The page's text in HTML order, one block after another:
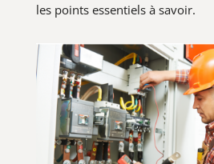
les points essentiels à savoir.